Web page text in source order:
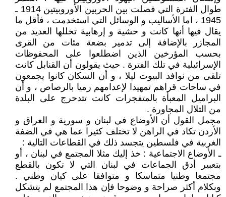
طوال الفترة التي فصلت بين الحربين الأوروبيتين 1914 ـ
1945 ، اما الأساليب و الوسائل التي استخدمت ، فأقل ما
يقال فيها أنها كانت و حشية و إرهابية تخللها العديد من
المجازر بالإضافة إلى تدمير بضعة مئات من القرى
بحسب المؤرخين الذين اضطلعوا على المحفوظات
الإسرائيلية في تلك الفترة . حيث يقولون أن القنابل كانت
تلقى من نوافد البيوت ليلا ، و أن السكان كانوا يجمعون
في ساحات قراهم تمهيدا لإعدامهم رميا بالرصاص ، و أن
البراميل المعبأة بالمتفجرات كانت تتدحرج على البلدة
من التلال المجاورة .
مجمل القول أن الأوضاع في لبنان و سورية و العراق و
الأردن تكاد في الراهن لا تختلف كثيرا عما هي في الضفة
الغربية في فلسطين يتجسد ذلك في القطاعات التالية :
ـ الأوضاع الاجتماعية : خذ إليك مثلا المجتمع في لبنان ، أو
بتعبير أدق الجماعات في لبنان التي لا تكون بالقطع
مجتمعا وطنيا متماسكا و متوافقا على كيان وطني .
وبكلام أكثر صراحة و وضوحا فإن هذا المجتمع لم يتشكل